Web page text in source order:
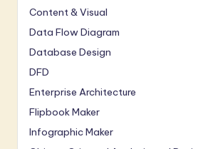
Content & Visual
Data Flow Diagram
Database Design
DFD
Enterprise Architecture
Flipbook Maker
Infographic Maker